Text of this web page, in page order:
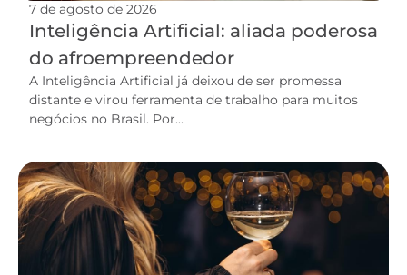
7 de agosto de 2026
Inteligência Artificial: aliada poderosa
do afroempreendedor
A Inteligência Artificial já deixou de ser promessa
distante e virou ferramenta de trabalho para muitos
negócios no Brasil. Por...